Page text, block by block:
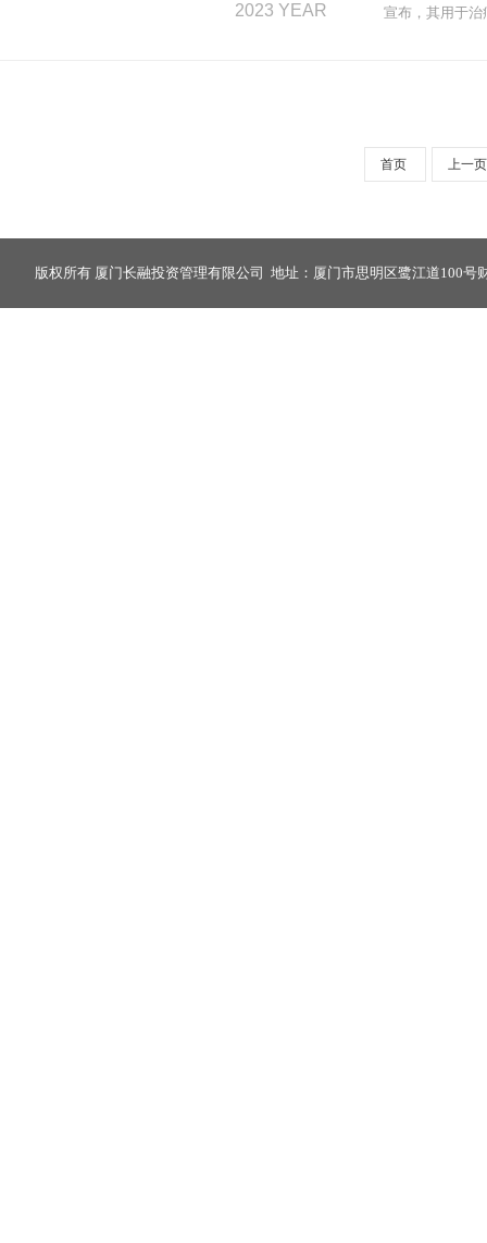
2023 YEAR
宣布，其用于
首页 上一页
版权所有 厦门长融投资管理有限公司 地址：厦门市思明区鹭江道100